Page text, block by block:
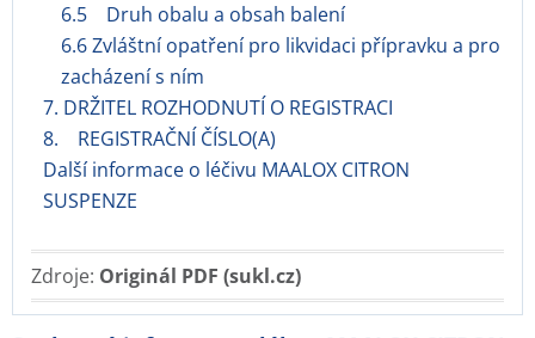
6.5 Druh obalu a obsah balení
6.6 Zvláštní opatření pro likvidaci přípravku a pro
zacházení s ním
7. DRŽITEL ROZHODNUTÍ O REGISTRACI
8. REGISTRAČNÍ ČÍSLO(A)
Další informace o léčivu MAALOX CITRON
SUSPENZE
Zdroje: Originál PDF (sukl.cz)